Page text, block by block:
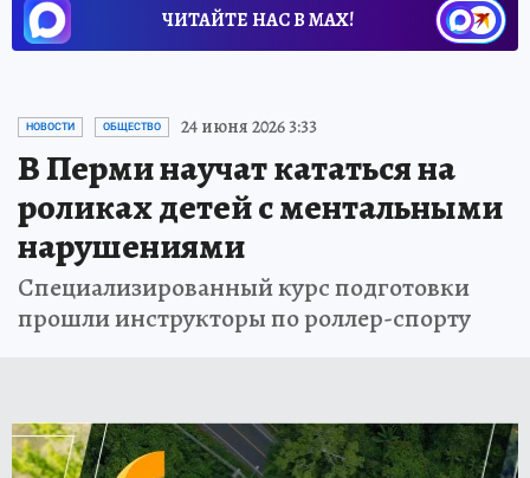
ЧИТАЙТЕ НАС В МАХ!
НОВОСТИ ОБЩЕСТВО 24 июня 2026 3:33
В Перми научат кататься на
роликах детей с ментальными
нарушениями
Специализированный курс подготовки
прошли инструкторы по роллер-спорту